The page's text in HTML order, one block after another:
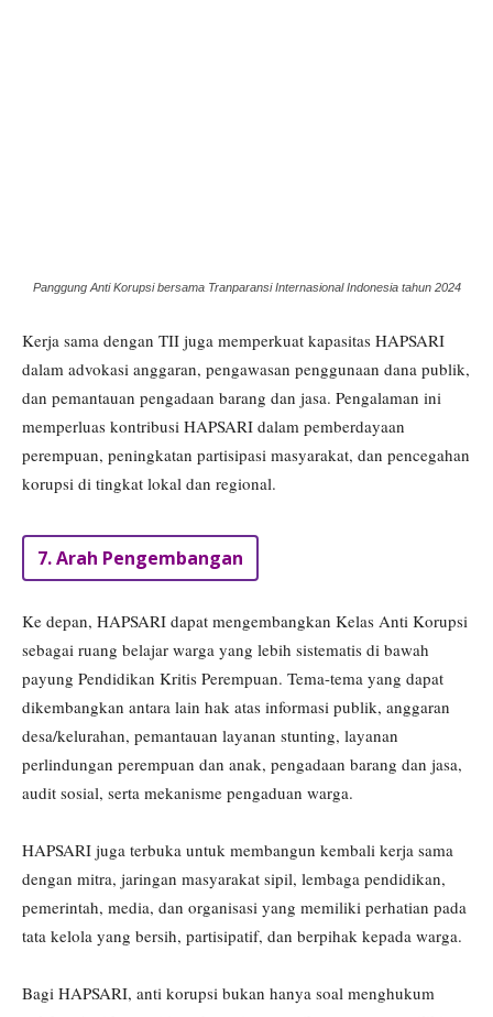
Panggung Anti Korupsi bersama Tranparansi Internasional Indonesia tahun 2024
Kerja sama dengan TII juga memperkuat kapasitas HAPSARI
dalam advokasi anggaran, pengawasan penggunaan dana publik,
dan pemantauan pengadaan barang dan jasa. Pengalaman ini
memperluas kontribusi HAPSARI dalam pemberdayaan
perempuan, peningkatan partisipasi masyarakat, dan pencegahan
korupsi di tingkat lokal dan regional.
7. Arah Pengembangan
Ke depan, HAPSARI dapat mengembangkan Kelas Anti Korupsi
sebagai ruang belajar warga yang lebih sistematis di bawah
payung Pendidikan Kritis Perempuan. Tema-tema yang dapat
dikembangkan antara lain hak atas informasi publik, anggaran
desa/kelurahan, pemantauan layanan stunting, layanan
perlindungan perempuan dan anak, pengadaan barang dan jasa,
audit sosial, serta mekanisme pengaduan warga.
HAPSARI juga terbuka untuk membangun kembali kerja sama
dengan mitra, jaringan masyarakat sipil, lembaga pendidikan,
pemerintah, media, dan organisasi yang memiliki perhatian pada
tata kelola yang bersih, partisipatif, dan berpihak kepada warga.
Bagi HAPSARI, anti korupsi bukan hanya soal menghukum